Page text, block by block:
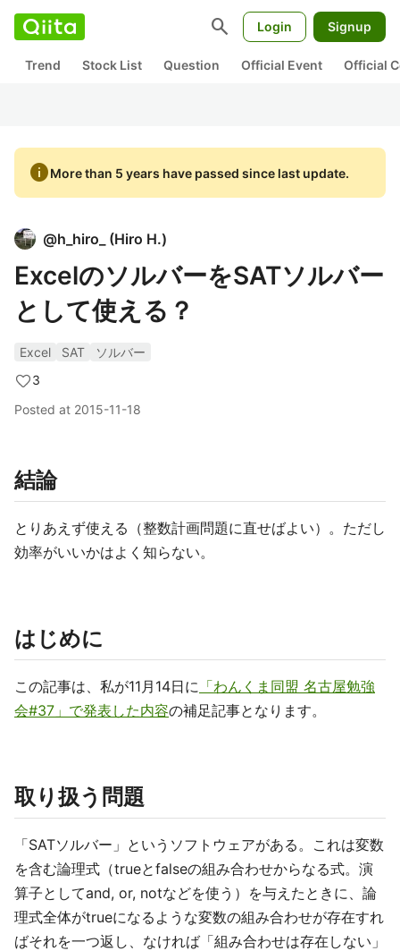
search Login Signup
Trend Stock List Question Official Event Official
infoMore than 5 years have passed since last update.
@h_hiro_ (Hiro H.)
ExcelのソルバーをSATソルバー
として使える？
Excel SAT
ソルバー
3
Posted at 2015-11-18
結論
とりあえず使える（整数計画問題に直せばよい）。ただし
効率がいいかはよく知らない。
はじめに
この記事は、私が11月14日に 「わんくま同盟 名古屋勉強
会#37」で発表した内容の補足記事となります。
取り扱う問題
「SATソルバー」というソフトウェアがある。これは変数
を含む論理式（trueとfalseの組み合わせからなる式。演
算子としてand, or, notなどを使う）を与えたときに、論
理式全体がtrueになるような変数の組み合わせが存在すれ
ばそれを一つ返し、なければ「組み合わせは存在しない」